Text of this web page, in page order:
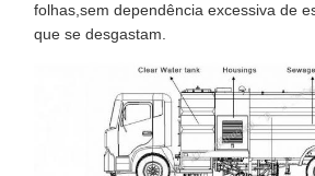
folhas,sem dependência excessiva de
que se desgastam.